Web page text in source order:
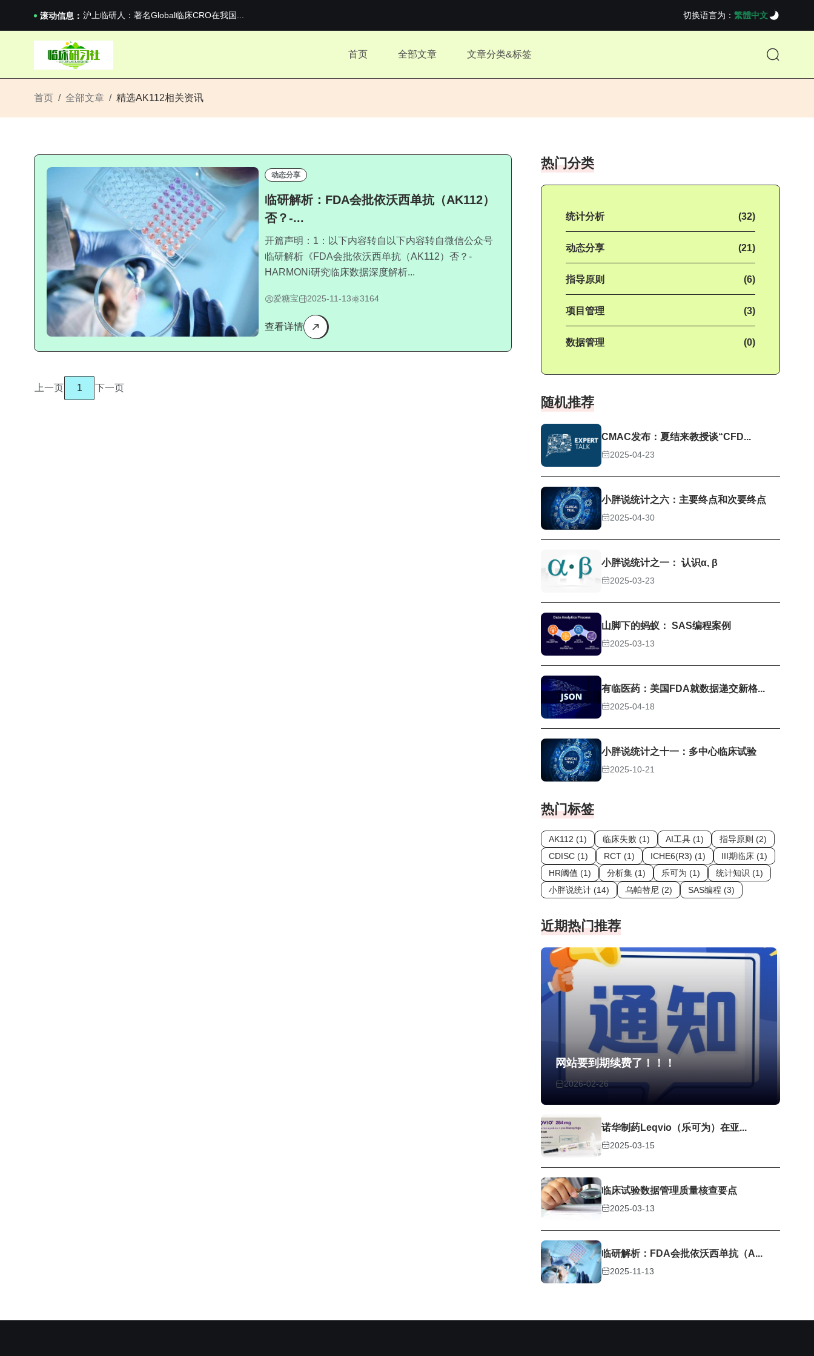
滚动信息： 沪上临研人：著名Global临床CRO在我国...
新药说：罗氏单抗临床III期成功
新药说：哈佛大学：生男生女不是随机的，这样的...
国家药监局关于适用《E6（R3）：药物临床试...
沪上临研人：著名Global临床CRO在我国...
新药说：哈佛大学：生男生女不是随机的，这样的...
切换语言为： 繁體中文
首页 全部文章 文章分类&标签
首页 全部文章 精选AK112相关资讯
动态分享
临研解析：FDA会批依沃西单抗（AK112）
否？-...
开篇声明：1：以下内容转自以下内容转自微信公众号
临研解析《FDA会批依沃西单抗（AK112）否？-
HARMONi研究临床数据深度解析...
爱糖宝 2025-11-13 3164
查看详情
上一页 1 下一页
热门分类
统计分析 (32)
动态分享 (21)
指导原则 (6)
项目管理 (3)
数据管理 (0)
随机推荐
CMAC发布：夏结来教授谈“CFD...
2025-04-23
小胖说统计之六：主要终点和次要终点
2025-04-30
小胖说统计之一： 认识α, β
2025-03-23
山脚下的蚂蚁： SAS编程案例
2025-03-13
有临医药：美国FDA就数据递交新格...
2025-04-18
小胖说统计之十一：多中心临床试验
2025-10-21
热门标签
AK112 (1) 临床失败 (1) AI工具 (1)
指导原则 (2)
CDISC (1)
RCT (1) ICHE6(R3) (1)
III期临床 (1)
HR阈值 (1)
分析集 (1) 乐可为 (1)
统计知识 (1)
小胖说统计 (14)
乌帕替尼 (2) SAS编程 (3)
近期热门推荐
网站要到期续费了！！！
2026-02-26
诺华制药Leqvio（乐可为）在亚...
2025-03-15
临床试验数据管理质量核查要点
2025-03-13
临研解析：FDA会批依沃西单抗（A...
2025-11-13